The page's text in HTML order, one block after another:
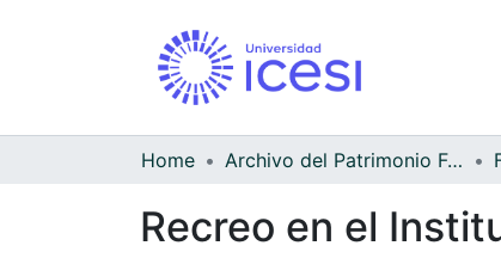
Home Archivo del Patrimonio Fotográfico y Fílmico del Valle del Cauca
Recreo en el